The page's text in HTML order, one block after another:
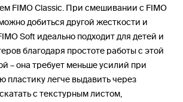
FIMO Classic. При смешивании с FIMO
добиться другой жесткости и
Soft идеально подходит для детей и
благодаря простоте работы с этой
– она требует меньше усилий при
пластику легче выдавить через
с текстурным листом,